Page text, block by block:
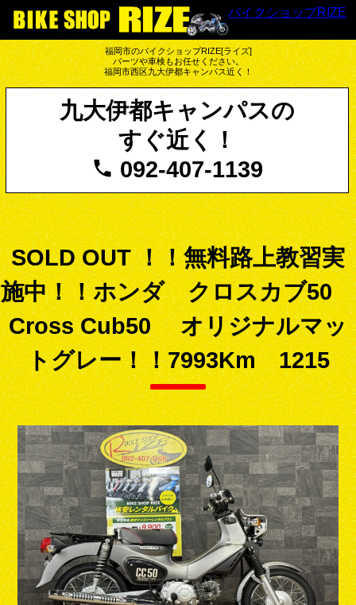
福岡市のバイクショップRIZE[ライズ]
パーツや車検もお任せください。
福岡市西区九大伊都キャンパス近く！
バイクショップRIZE
九大伊都キャンパスの
すぐ近く！
092-407-1139
SOLD OUT ！！無料路上教習実
施中！！ホンダ クロスカブ50
Cross Cub50 オリジナルマッ
トグレー！！7993Km 1215